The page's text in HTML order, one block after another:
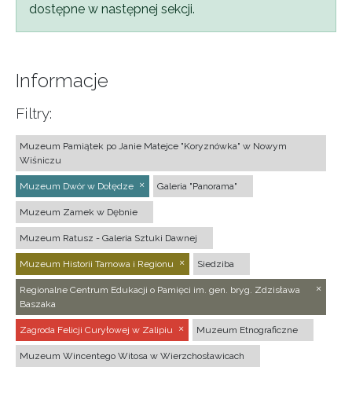
dostępne w następnej sekcji.
Informacje
Filtry:
Muzeum Pamiątek po Janie Matejce "Koryznówka" w Nowym
Wiśniczu
Muzeum Dwór w Dołędze Galeria "Panorama"
Muzeum Zamek w Dębnie
Muzeum Ratusz - Galeria Sztuki Dawnej
Muzeum Historii Tarnowa i Regionu Siedziba
Regionalne Centrum Edukacji o Pamięci im. gen. bryg. Zdzisława
Baszaka
Zagroda Felicji Curyłowej w Zalipiu Muzeum Etnograficzne
Muzeum Wincentego Witosa w Wierzchosławicach